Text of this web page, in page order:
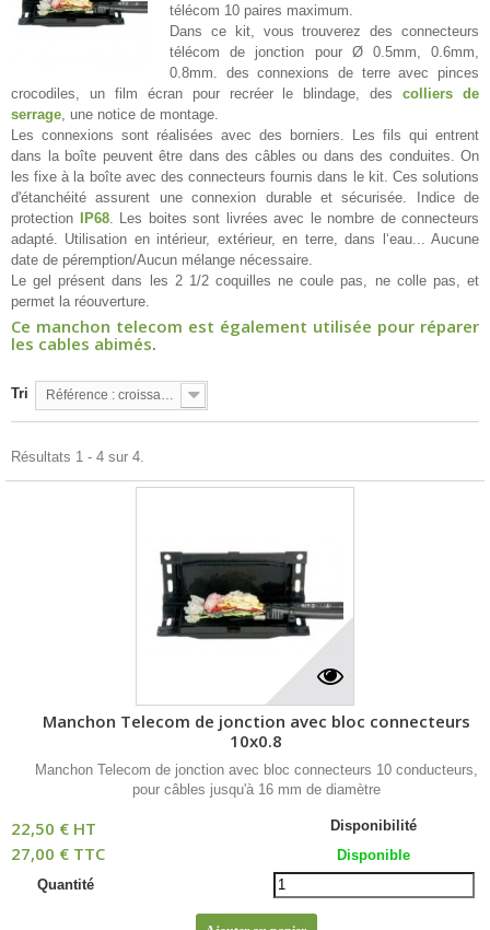
télécom 10 paires maximum.
Dans ce kit, vous trouverez des connecteurs
télécom de jonction pour Ø 0.5mm, 0.6mm,
0.8mm. des connexions de terre avec pinces
crocodiles, un film écran pour recréer le blindage, descolliers de
serrage, une notice de montage.
Les connexions sont réalisées avec des borniers. Les fils qui entrent
dans la boîte peuvent être dans des câbles ou dans des conduites. On
les fixe à la boîte avec des connecteurs fournis dans le kit. Ces solutions
d'étanchéité assurent une connexion durable et sécurisée. Indice de
protection
IP68. Les boites sont livrées avec le nombre de connecteurs
adapté. Utilisation en intérieur, extérieur, en terre, dans l‘eau... Aucune
date de péremption/Aucun mélange nécessaire.
Le gel présent dans les 2 1/2 coquilles ne coule pas, ne colle pas, et
permet la réouverture.
Ce manchon telecom est également utilisée pour réparer
les cables abimés.
Tri Référence : croissante
Résultats 1 - 4 sur 4.
Manchon Telecom de jonction avec bloc connecteurs
10x0.8
Manchon Telecom de jonction avec bloc connecteurs 10 conducteurs,
pour câbles jusqu'à 16 mm de diamètre
22,50 € HT
27,00 € TTC
Disponibilité
Disponible
Quantité